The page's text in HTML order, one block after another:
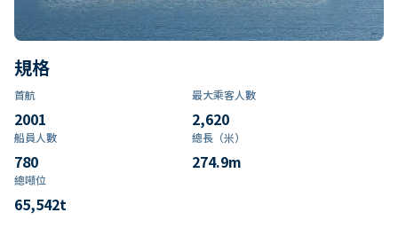
規格
首航
2001
最大乘客人數
2,620
船員人數
780
總長（米）
274.9m
總噸位
65,542t